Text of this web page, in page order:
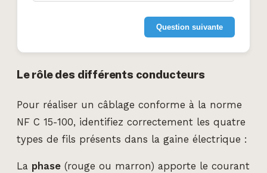
Question suivante
Le rôle des différents conducteurs
Pour réaliser un câblage conforme à la norme
NF C 15-100, identifiez correctement les quatre
types de fils présents dans la gaine électrique :
La phase (rouge ou marron) apporte le courant